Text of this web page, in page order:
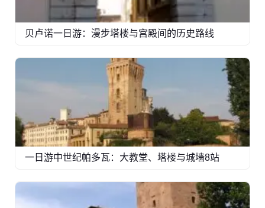
贝卢诺一日游：漫步塔楼与宫殿间的历史路线
一日游中世纪帕多瓦：大教堂、塔楼与城墙8站